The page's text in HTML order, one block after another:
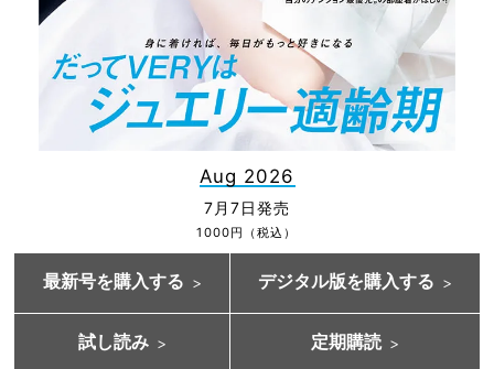
Aug 2026
7月7日発売
1000円（税込）
最新号を購入する デジタル版を購入する
試し読み 定期購読